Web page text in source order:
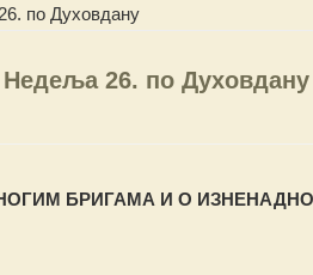
по Духовдану
26. по Духовдану
БРИГАМА И О